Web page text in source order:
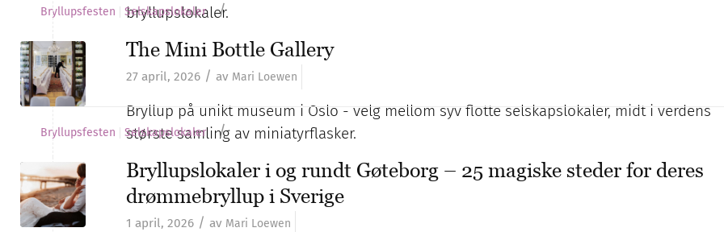
bryllupslokaler.
Bryllupsfesten Selskapslokaler /
The Mini Bottle Gallery
27 april, 2026 / av Mari Loewen
Bryllup på unikt museum i Oslo - velg mellom syv flotte selskapslokaler, midt i verdens
største samling av miniatyrflasker.
Bryllupsfesten Selskapslokaler /
Bryllupslokaler i og rundt Gøteborg – 25 magiske steder for deres
drømmebryllup i Sverige
1 april, 2026 / av Mari Loewen